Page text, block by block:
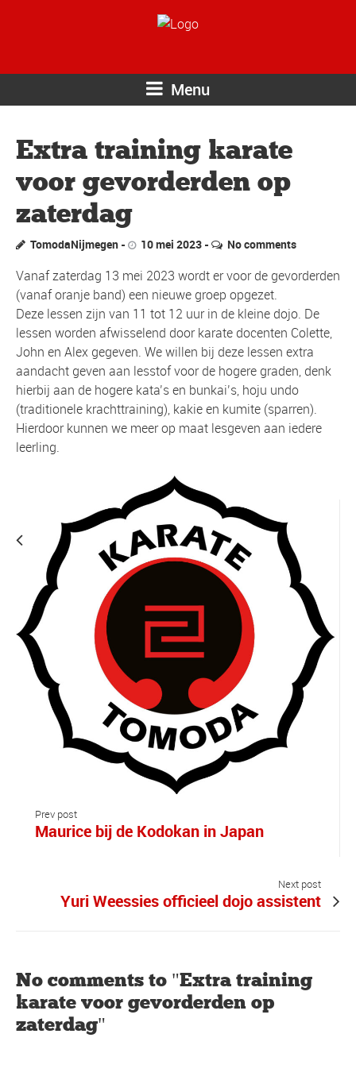
Menu
Extra training karate
voor gevorderden op
zaterdag
TomodaNijmegen 10 mei 2023 No comments
Vanaf zaterdag 13 mei 2023 wordt er voor de gevorderden
(vanaf oranje band) een nieuwe groep opgezet.
Deze lessen zijn van 11 tot 12 uur in de kleine dojo. De
lessen worden afwisselend door karate docenten Colette,
John en Alex gegeven. We willen bij deze lessen extra
aandacht geven aan lesstof voor de hogere graden, denk
hierbij aan de hogere kata’s en bunkai’s, hoju undo
(traditionele krachttraining), kakie en kumite (sparren).
Hierdoor kunnen we meer op maat lesgeven aan iedere
leerling.
Prev post
Maurice bij de Kodokan in Japan
Next post
Yuri Weessies officieel dojo assistent
No comments to "Extra training
karate voor gevorderden op
zaterdag"